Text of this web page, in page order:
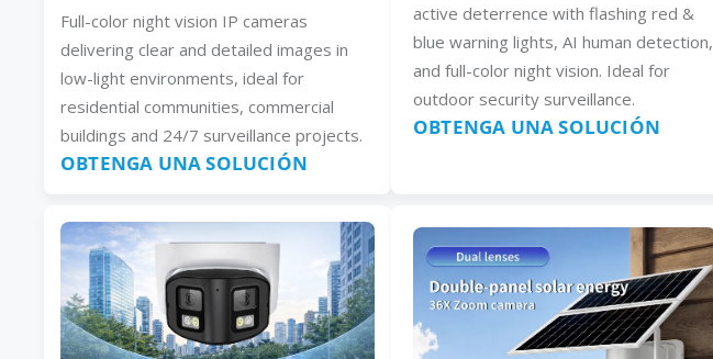
Full-color night vision IP cameras
delivering clear and detailed images in
low-light environments, ideal for
residential communities, commercial
buildings and 24/7 surveillance projects.
OBTENGA UNA SOLUCIÓN
active deterrence with flashing red &
blue warning lights, AI human detection,
and full-color night vision. Ideal for
outdoor security surveillance.
OBTENGA UNA SOLUCIÓN